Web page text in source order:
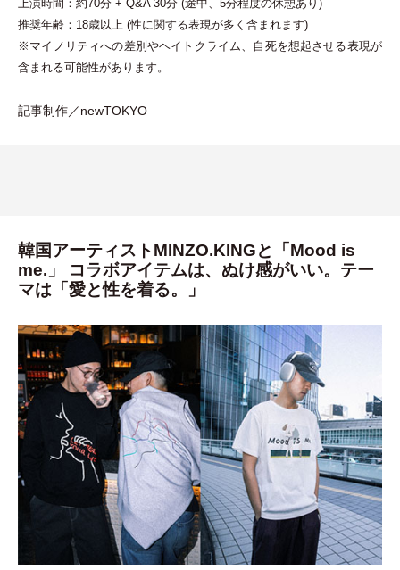
上演時間：約70分 + Q&A 30分 (途中、5分程度の休憩あり)
推奨年齢：18歳以上 (性に関する表現が多く含まれます)
※マイノリティへの差別やヘイトクライム、自死を想起させる表現が
含まれる可能性があります。
記事制作／newTOKYO
韓国アーティストMINZO.KINGと「Mood is
me.」 コラボアイテムは、ぬけ感がいい。テー
マは「愛と性を着る。」